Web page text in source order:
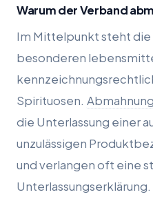
Warum der Verband
Im Mittelpunkt steht die
besonderen
Spirituosen.
die Unterlassung einer
unzulässigen
und verlangen oft eine
Unterlassungserklärung.